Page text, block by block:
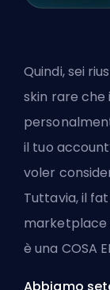
Quindi, sei
skin rare
il tuo
voler
Tuttavia, il
marketplace
è una COSA
Abbiamo